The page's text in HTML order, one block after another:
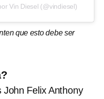
Vin Diesel (@vindiesel)
que esto debe ser
Felix Anthony